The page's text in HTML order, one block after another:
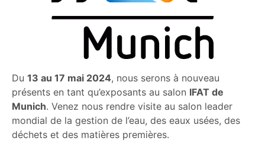
Du 13 au 17 mai 2024, nous serons à nouveau
présents en tant qu’exposants au salon IFAT de
Munich. Venez nous rendre visite au salon leader
mondial de la gestion de l’eau, des eaux usées, des
déchets et des matières premières.